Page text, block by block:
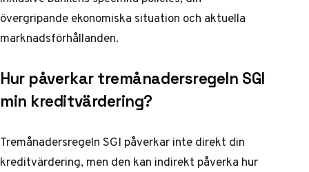
övergripande ekonomiska situation och aktuella
marknadsförhållanden.
Hur påverkar tremånadersregeln SGI
min kreditvärdering?
Tremånadersregeln SGI påverkar inte direkt din
kreditvärdering, men den kan indirekt påverka hur